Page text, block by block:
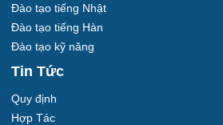
Đào tạo tiếng Nhật
Đào tạo tiếng Hàn
Đào tạo kỹ năng
Tin Tức
Quy định
Hợp Tác